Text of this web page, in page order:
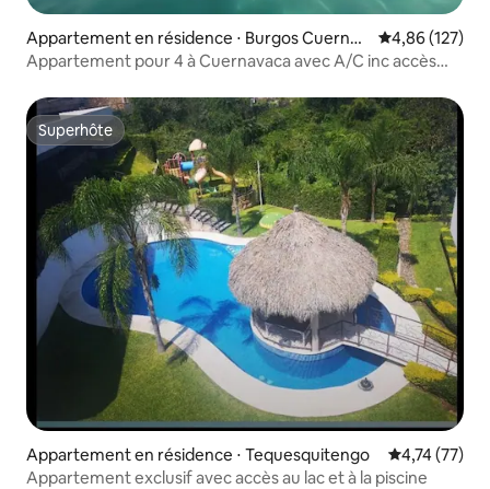
Appartement en résidence ⋅ Burgos Cuernav
aca
Évaluation
4,86 (127)
Appartement pour 4 à Cuernavaca avec A/C inc accès
Superhôte
Superhôte
Appartement en résidence ⋅ Tequesquitengo Évaluation
4,74 (77)
Appartement exclusif avec accès au lac et à la piscine